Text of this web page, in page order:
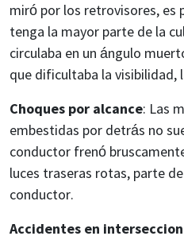
miró por los retrovisores, es
tenga la mayor parte de la
circulaba en un ángulo
que dificultaba la visibilidad,
Choques por alcance: Las
embestidas por detrás no
conductor frenó
luces traseras rotas, parte
conductor.
Accidentes en